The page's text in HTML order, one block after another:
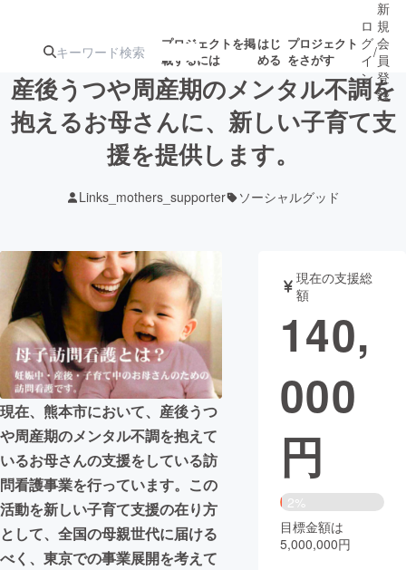
プロジェクトを掲
載するには
はじ
める
プロジェクト
をさがす
注目のリ 注目の新着プロ
ジェクト
募集終了が近いプ
ロジェクト
テクノロジー・ガジェット
映像・映画 書籍・雑誌
ビジネス・起業 チャレンジ
まちづくり・地域活性化
CAMPFIRE for Social Good
CAMPFIRE Creation
CAMPFIREふるさと納税
コミュニティ
ロ
グ
イ
ン
/
新
規
会
員
登
録
産後うつや周産期のメンタル不調を
抱えるお母さんに、新しい子育て支
援を提供します。
Links_mothers_supporter ソーシャルグッド
現在、熊本市において、産後うつ
や周産期のメンタル不調を抱えて
いるお母さんの支援をしている訪
問看護事業を行っています。この
活動を新しい子育て支援の在り方
として、全国の母親世代に届ける
べく、東京での事業展開を考えて
現在の支援総
額
140,
000
円
2%
目標金額は
5,000,000円